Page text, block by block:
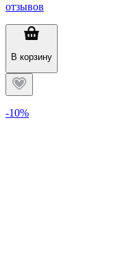
отзывов
В корзину
-10%